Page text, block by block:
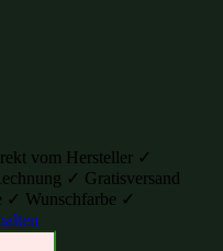
vom Hersteller ✓
✓ Gratisversand
✓ Wunschfarbe ✓